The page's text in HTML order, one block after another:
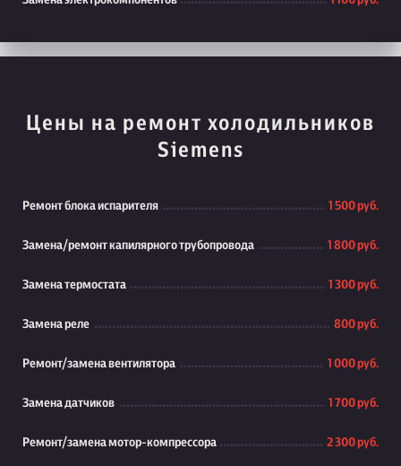
Цены на ремонт холодильников
Siemens
Ремонт блока испарителя 1 500 руб.
Замена/ремонт капилярного трубопровода 1 800 руб.
Замена термостата 1 300 руб.
Замена реле 800 руб.
Ремонт/замена вентилятора 1 000 руб.
Замена датчиков 1 700 руб.
Ремонт/замена мотор-компрессора 2 300 руб.